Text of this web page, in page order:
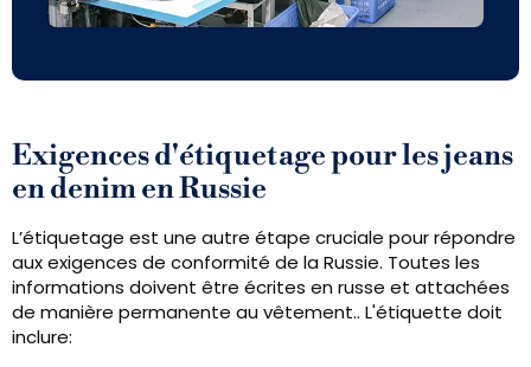
Exigences d'étiquetage pour les jeans
en denim en Russie
L’étiquetage est une autre étape cruciale pour répondre
aux exigences de conformité de la Russie. Toutes les
informations doivent être écrites en russe et attachées
de manière permanente au vêtement.. L'étiquette doit
inclure: